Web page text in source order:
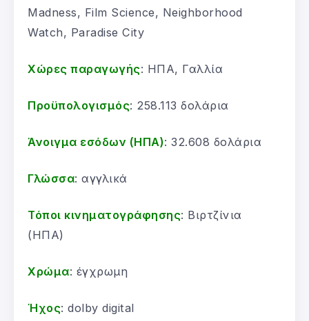
Madness, Film Science, Neighborhood
Watch, Paradise City
Χώρες παραγωγής: ΗΠΑ, Γαλλία
Προϋπολογισμός: 258.113 δολάρια
Άνοιγμα εσόδων (ΗΠΑ): 32.608 δολάρια
Γλώσσα: αγγλικά
Τόποι κινηματογράφησης: Βιρτζίνια
(ΗΠΑ)
Χρώμα: έγχρωμη
Ήχος: dolby digital